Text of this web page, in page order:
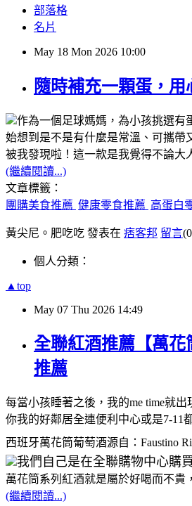
部落格
名片
May 18 Mon 2026 10:00
隨時補充一顆蛋，
作為一個足球媽媽，為小孩挑選
始想到是不是有什麼是常溫、可攜帶
被我發現啦！這一款是我覺得不論
(繼續閱讀...)
文章標籤：
團購美食推薦 健康零食推薦 高蛋白
黃尖尼。肥吃吃 發表在 痞客邦 留言
個人分類：
▲top
May 07 Thu 2026 14:49
全聯紅酒推薦【萬
推薦
每當小孩睡著之後，我的me time就
你我的好鄰居全連便利中心或是7-11
西班牙萬花筒葡萄酒源自：Faustino
我們自己是在全聯購物中心購
萬花筒系列紅酒就是屬於好喝而不貴
(繼續閱讀...)